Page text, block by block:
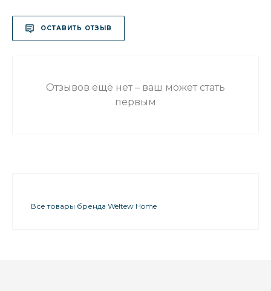
ОСТАВИТЬ ОТЗЫВ
Отзывов ещё нет – ваш может стать
первым
Все товары бренда Weltew Home